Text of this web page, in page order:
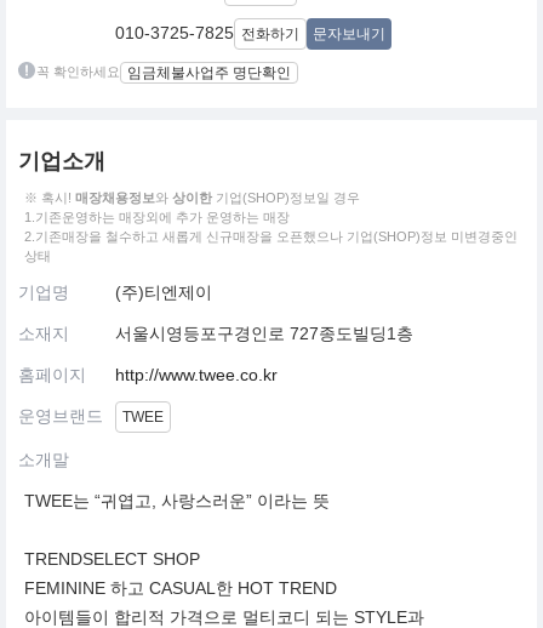
010-3725-7825 전화하기 문자보내기
꼭 확인하세요 임금체불사업주 명단확인
기업소개
※ 혹시! 매장채용정보와 상이한 기업(SHOP)정보일 경우
1.기존운영하는 매장외에 추가 운영하는 매장
2.기존매장을 철수하고 새롭게 신규매장을 오픈했으나 기업(SHOP)정보 미변경중인
상태
기업명 (주)티엔제이
소재지 서울시영등포구경인로 727종도빌딩1층
홈페이지 http://www.twee.co.kr
운영브랜드 TWEE
소개말
TWEE는 “귀엽고, 사랑스러운” 이라는 뜻
TRENDSELECT SHOP
FEMININE 하고 CASUAL한 HOT TREND
아이템들이 합리적 가격으로 멀티코디 되는 STYLE과